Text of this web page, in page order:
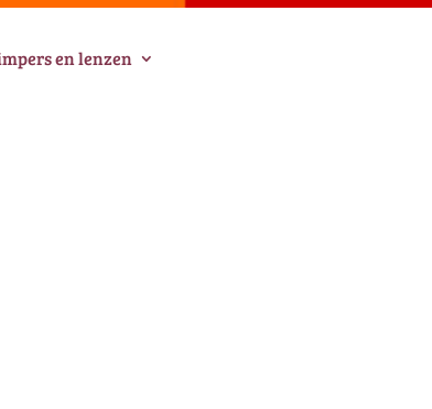
en lenzen